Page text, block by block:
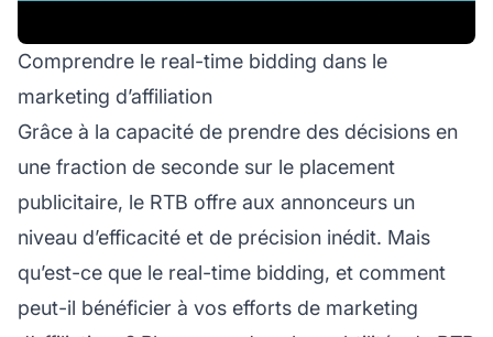
Comprendre le real-time bidding dans le
marketing d’affiliation
Grâce à la capacité de prendre des décisions en
une fraction de seconde sur le placement
publicitaire, le RTB offre aux annonceurs un
niveau d’efficacité et de précision inédit. Mais
qu’est-ce que le real-time bidding, et comment
peut-il bénéficier à vos efforts de marketing